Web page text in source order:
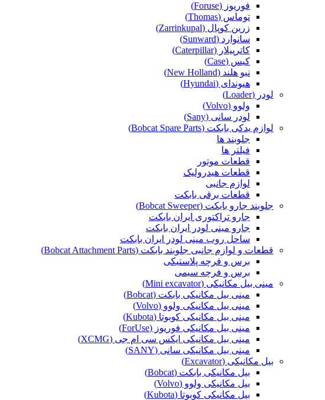
فوریوز (Foruse)
توماس (Thomas)
زرین کوپال (Zarrinkupal)
سانوارد (Sunward)
کاترپیلار (Caterpillar)
کیس (Case)
نیو هلند (New Holland)
هیوندای (Hyundai)
لودر (Loader)
ولوو (Volvo)
لودر سانی (Sany)
لوازم یدکی بابکت (Bobcat Spare Parts)
جلوبند ها
فیلتر ها
قطعات موتور
قطعات هیدرولیک
لوازم جانبی
قطعات برقی بابکت
جلوبند جارو بابکت (Bobcat Sweeper)
جارو تراکتوری ایران بابکت
جارو مینی لودر ایران بابکت
ساحل روب مینی لودر ایران بابکت
قطعات و لوازم جانبی جلوبند بابکت (Bobcat Attachment Parts)
برس و فرچه پلاستیکی
برس و فرچه سیمی
مینی بیل مکانیکی (Mini excavator)
مینی بیل مکانیکی بابکت (Bobcat)
مینی بیل مکانیکی ولوو (Volvo)
مینی بیل مکانیکی کوبوتا (Kubota)
مینی بیل مکانیکی فوریوز (ForUse)
مینی بیل مکانیکی ایکس سی ام جی (XCMG)
مینی بیل مکانیکی سانی (SANY)
بیل مکانیکی (Excavator)
بیل مکانیکی بابکت (Bobcat)
بیل مکانیکی ولوو (Volvo)
بیل مکانیکی کوبوتا (Kubota)